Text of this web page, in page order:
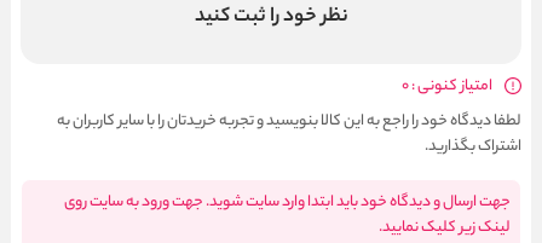
نظر خود را ثبت کنید
امتیاز کنونی : 0
لطفا دیدگاه خود را راجع به این کالا بنویسید و تجربه خریدتان را با سایر کاربران به
اشتراک بگذارید.
جهت ارسال و دیدگاه خود باید ابتدا وارد سایت شوید. جهت ورود به سایت روی
لینک زیر کلیک نمایید.